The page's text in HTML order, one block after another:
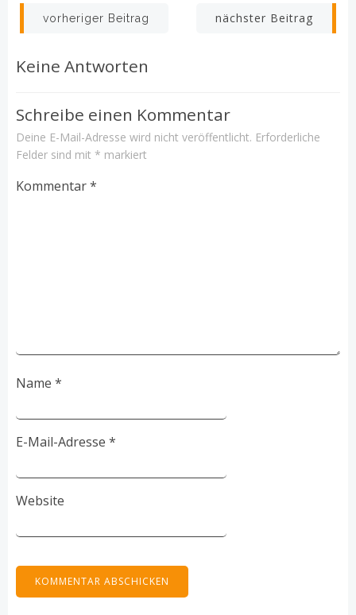
Beitrags-
Navigation
vorheriger Beitrag
Beitrags-
nächster Beitrag
Keine Antworten
Schreibe einen Kommentar
Deine E-Mail-Adresse wird nicht veröffentlicht. Erforderliche
Felder sind mit * markiert
Kommentar*
Name *
E-Mail-Adresse *
Website